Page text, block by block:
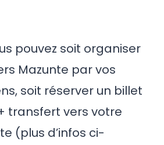
pouvez soit organiser
Mazunte par vos
soit réserver un billet
transfert vers votre
(plus d’infos ci-